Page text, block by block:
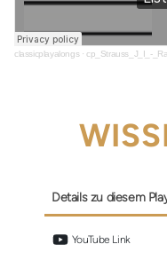
classicplayalongs·cp_Strauss_J_I_-
Details zu diesem
YouTube Link